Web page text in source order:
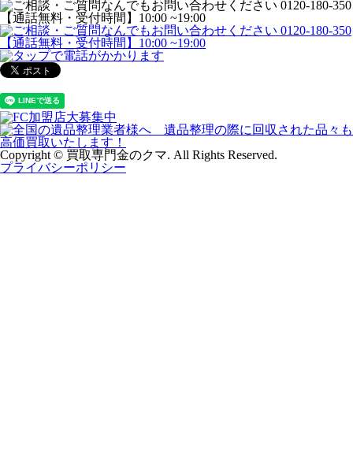
Copyright © 買取専門金のクマ. All Rights Reserved.
プライバシーポリシー